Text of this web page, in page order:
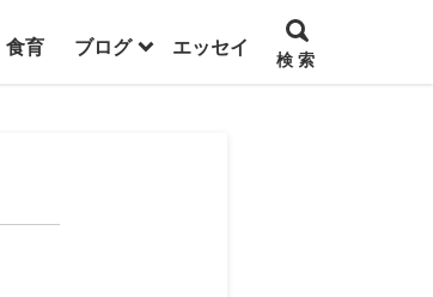
食育 ブログ エッセイ
検 索